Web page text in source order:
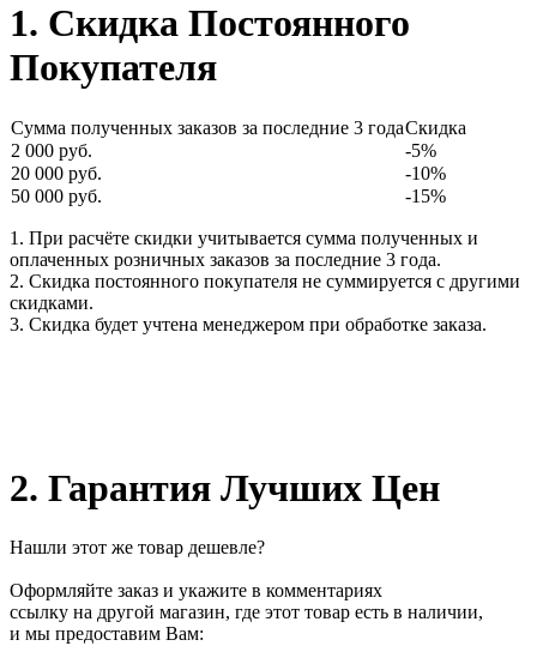
1. Скидка Постоянного
Покупателя
Сумма полученных заказов за последние 3 годаСкидка
2 000 руб.
-5%
20 000 руб.
-10%
50 000 руб.
-15%
1. При расчёте скидки учитывается сумма полученных и
оплаченных розничных заказов за последние 3 года.
2. Скидка постоянного покупателя не суммируется с другими
скидками.
3. Скидка будет учтена менеджером при обработке заказа.
2. Гарантия Лучших Цен
Нашли этот же товар дешевле?
Оформляйте заказ и укажите в комментариях
ссылку на другой магазин, где этот товар есть в наличии,
и мы предоставим Вам: